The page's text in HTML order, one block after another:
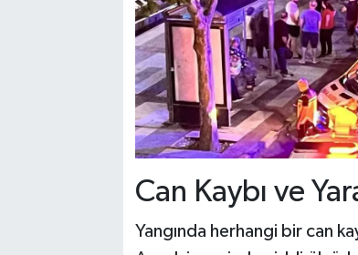
Can Kaybı ve
Yangında herhangi bir can